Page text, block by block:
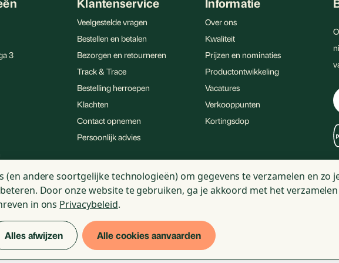
aantal sleutelfactoren die
mensen. Het rijpingsproces
omstandigheden wordt
maakt ook andere
S-allylcysteïne, dat
balanceren van het
dan zijn rauwe variant,
Deze
de verbetering van de
is een robuuster
stress en veroudering.
3
Veelgestelde vragen
Bestellen en betalen
Bezorgen en retourneren
Track & Trace
Bestelling herroepen
Klachten
Contact opnemen
Persoonlijk advies
Over ons
Kwaliteit
Prijzen en nominaties
Productontwikkeling
Vacatures
Verkooppunten
Kortingsdop
E-
Cookie statement
(en andere soortgelijke technologieën) om gegevens te verzamelen en zo
Door onze website te gebruiken, ga je akkoord met het
in ons Privacybeleid.
Alles afwijzen Alle cookies aanvaarden